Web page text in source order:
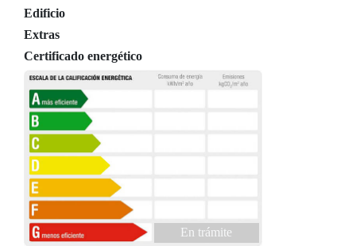
Edificio
Extras
Certificado energético
En trámite